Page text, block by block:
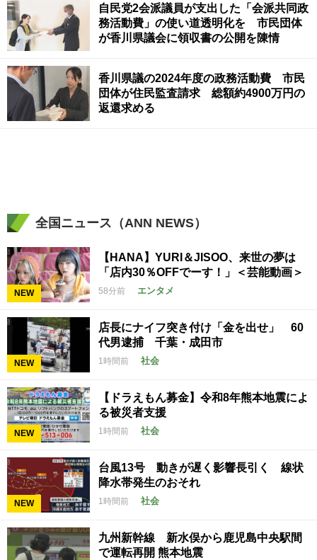
自民党2会派議員が支出した「会派共同政
務活動費」の使い道透明化を 市民団体
が香川県議会に領収書の公開を陳情
香川県議の2024年度の政務活動費 市民
団体が住民監査請求 総額約4900万円の
返還求める
全国ニュース（ANN NEWS）
NEW
【HANA】YURI＆JISOO、来世の夢は
「店内30％OFFでーす！」＜芸能動画＞
58分前 エンタメ
NEW
店長にナイフ突き付け「金を出せ」 60
代男逮捕 千葉・成田市
1時間前 社会
NEW
【ドラえもん募金】令和8年熊本地震によ
る被災者支援
1時間前 社会
NEW
台風13号 動きが遅く影響長引く 線状
降水帯発生のおそれ
1時間前 社会
九州新幹線 新水俣から鹿児島中央駅間
で運転再開 熊本地震